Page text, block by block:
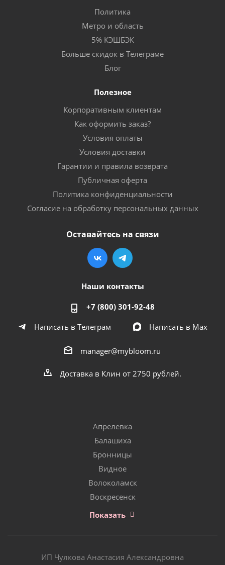
Политика
Метро и область
5% КЭШБЭК
Больше скидок в Телеграме
Блог
Полезное
Корпоративным клиентам
Как оформить заказ?
Условия оплаты
Условия доставки
Гарантии и правила возврата
Публичная оферта
Политика конфиденциальности
Согласие на обработку персональных данных
Оставайтесь на связи
Наши контакты
+7 (800) 301-92-48
Написать в Телеграм
Написать в Мах
manager@mybloom.ru
Доставка в Клин от 2750 рублей.
Апрелевка
Балашиха
Бронницы
Видное
Волоколамск
Воскресенск
Показать
ИП Чулкова Анастасия Александровна